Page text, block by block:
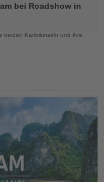
bei Roadshow in
beiden Karibikinseln und ihre